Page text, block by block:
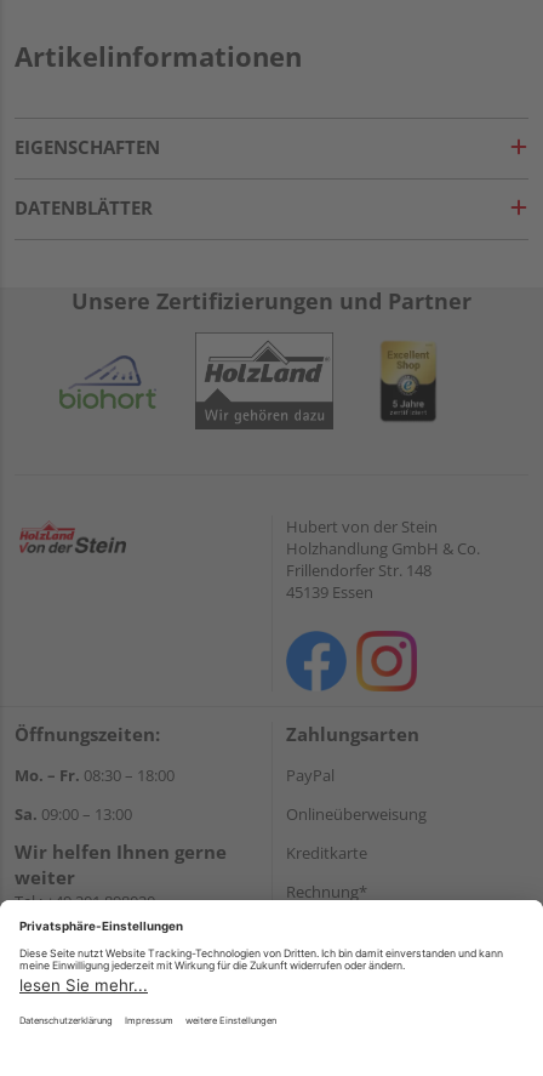
Artikelinformationen
EIGENSCHAFTEN
DATENBLÄTTER
Unsere Zertifizierungen und Partner
Hubert von der Stein
Holzhandlung GmbH & Co.
Frillendorfer Str. 148
45139 Essen
Öffnungszeiten:
Mo. – Fr. 08:30 – 18:00
Sa. 09:00 – 13:00
Wir helfen Ihnen gerne
weiter
Tel.:+49 201 898020
E-Mail:shop@vonderstein.de
Zahlungsarten
PayPal
Onlineüberweisung
Kreditkarte
Rechnung*
Versand